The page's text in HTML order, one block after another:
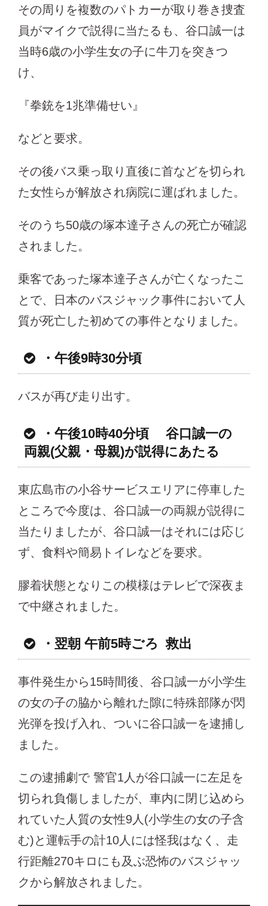
その周りを複数のパトカーが取り巻き捜査
員がマイクで説得に当たるも、谷口誠一は
当時6歳の小学生女の子に牛刀を突きつ
け、
『拳銃を1兆準備せい』
などと要求。
その後バス乗っ取り直後に首などを切られ
た女性らが解放され病院に運ばれました。
そのうち50歳の塚本達子さんの死亡が確認
されました。
乗客であった塚本達子さんが亡くなったこ
とで、日本のバスジャック事件において人
質が死亡した初めての事件となりました。
・午後9時30分頃
バスが再び走り出す。
・午後10時40分頃 谷口誠一の
両親(父親・母親)が説得にあたる
東広島市の小谷サービスエリアに停車した
ところで今度は、谷口誠一の両親が説得に
当たりましたが、谷口誠一はそれには応じ
ず、食料や簡易トイレなどを要求。
膠着状態となりこの模様はテレビで深夜ま
で中継されました。
・翌朝 午前5時ごろ 救出
事件発生から15時間後、谷口誠一が小学生
の女の子の脇から離れた隙に特殊部隊が閃
光弾を投げ入れ、ついに谷口誠一を逮捕し
ました。
この逮捕劇で 警官1人が谷口誠一に左足を
切られ負傷しましたが、車内に閉じ込めら
れていた人質の女性9人(小学生の女の子含
む)と運転手の計10人には怪我はなく、走
行距離270キロにも及ぶ恐怖のバスジャッ
クから解放されました。